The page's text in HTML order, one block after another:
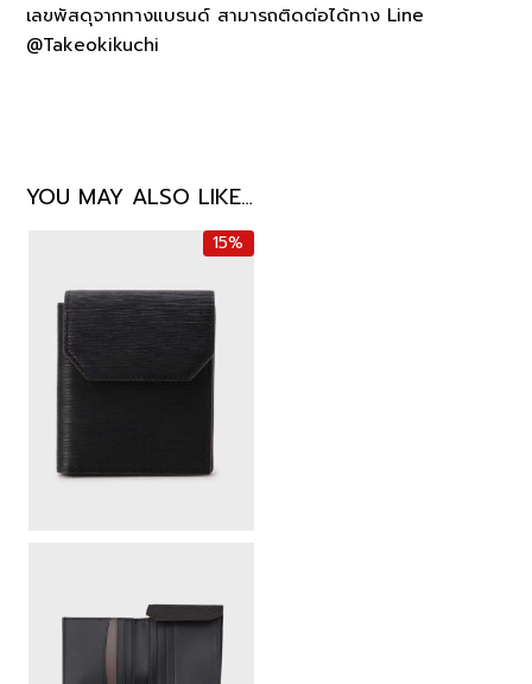
เลขพัสดุจากทางแบรนด์ สามารถติดต่อได้ทาง Line
@Takeokikuchi
YOU MAY ALSO LIKE…
15%